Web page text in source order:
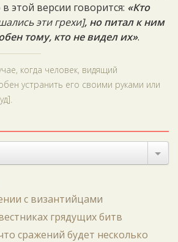
этой версии говорится: «Кто
эти грехи], но питал к ним
тому, кто не видел их».
когда человек, видящий
устранить его своими руками или
с византийцами
грядущих битв
сражений будет несколько